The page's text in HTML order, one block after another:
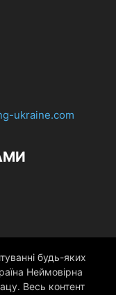
ukraine.com
будь-яких
Неймовірна
Весь контент